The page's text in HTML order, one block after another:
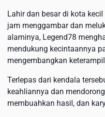
Lahir dan besar di kota
jam menggambar dan
alaminya, Legend78
mendukung kecintaannya
mengembangkan
Terlepas dari kendala
keahliannya dan
membuahkan hasil, dan